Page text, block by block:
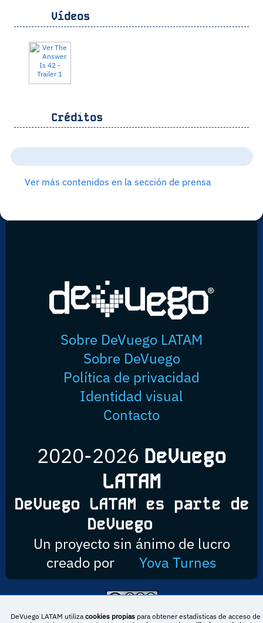
Vídeos
Créditos
Ver más contenidos en la sección de prensa
Sobre DeVuego LATAM
Sobre DeVuego
Política de privacidad
Identidad visual
Contacto
2020-2026 DeVuego
LATAM
DeVuego LATAM es parte de
DeVuego
Un proyecto sin ánimo de lucro
creado por
Yova Turnes
Esta obra está bajo una licencia de Creative Commons Reconocimiento-
DeVuego LATAM utiliza cookies propiaspara obtener estadísticas de acceso de